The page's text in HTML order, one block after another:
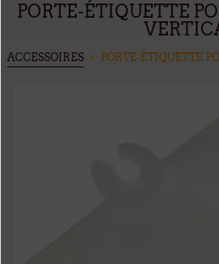
PORTE-ÉTIQUETTE
VOUS ÊTES ICI
ACCESSOIRES > PORTE-ÉTIQUETTE